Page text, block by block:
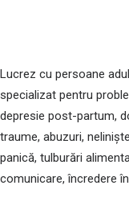
Lucrez cu persoane
specializat pentru
depresie post-partum,
traume, abuzuri,
panică, tulburări
comunicare, încredere